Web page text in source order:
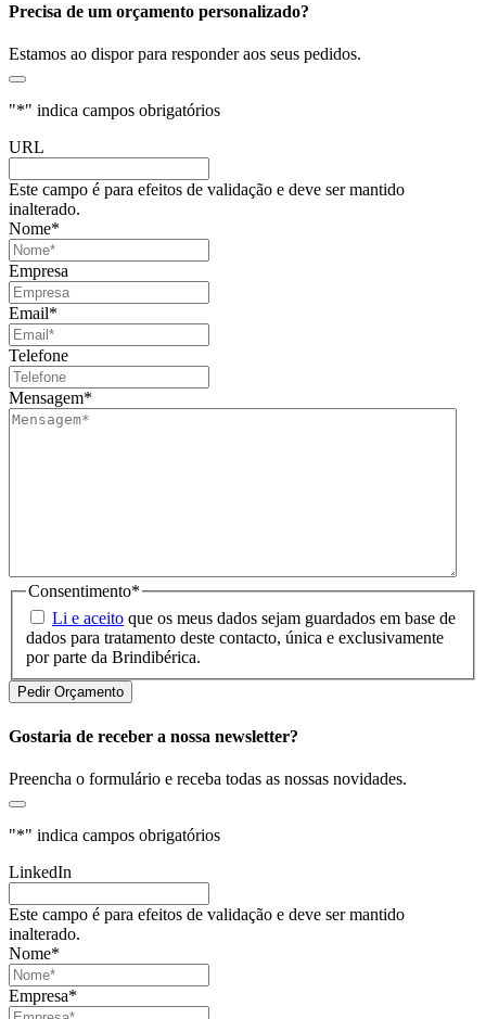
Precisa de um orçamento personalizado?
Estamos ao dispor para responder aos seus pedidos.
"*" indica campos obrigatórios
URL
Este campo é para efeitos de validação e deve ser mantido
inalterado.
Nome*
Empresa
Email*
Telefone
Mensagem*
Consentimento*
Li e aceito que os meus dados sejam guardados em base de
dados para tratamento deste contacto, única e exclusivamente
por parte da Brindibérica.
Gostaria de receber a nossa newsletter?
Preencha o formulário e receba todas as nossas novidades.
"*" indica campos obrigatórios
LinkedIn
Este campo é para efeitos de validação e deve ser mantido
inalterado.
Nome*
Empresa*